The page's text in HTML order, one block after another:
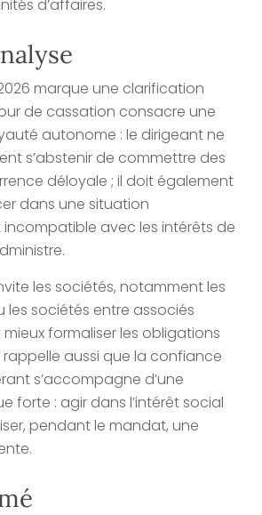
d’affaires.
2026 marque une clarification
de cassation consacre une
autonome : le dirigeant ne
s’abstenir de commettre des
déloyale ; il doit également
dans une situation
avec les intérêts de
les sociétés, notamment les
les sociétés entre associés
formaliser les obligations
rappelle aussi que la confiance
s’accompagne d’une
forte : agir dans l’intérêt social
pendant le mandat, une